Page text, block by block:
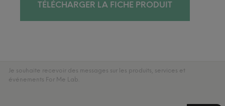
TÉLÉCHARGER LA FICHE PRODUIT
Je souhaite recevoir des messages sur les produits, services et
événements For Me Lab.